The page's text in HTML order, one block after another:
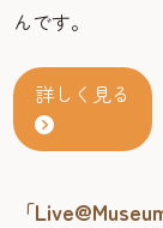
んです。
詳しく見る
「